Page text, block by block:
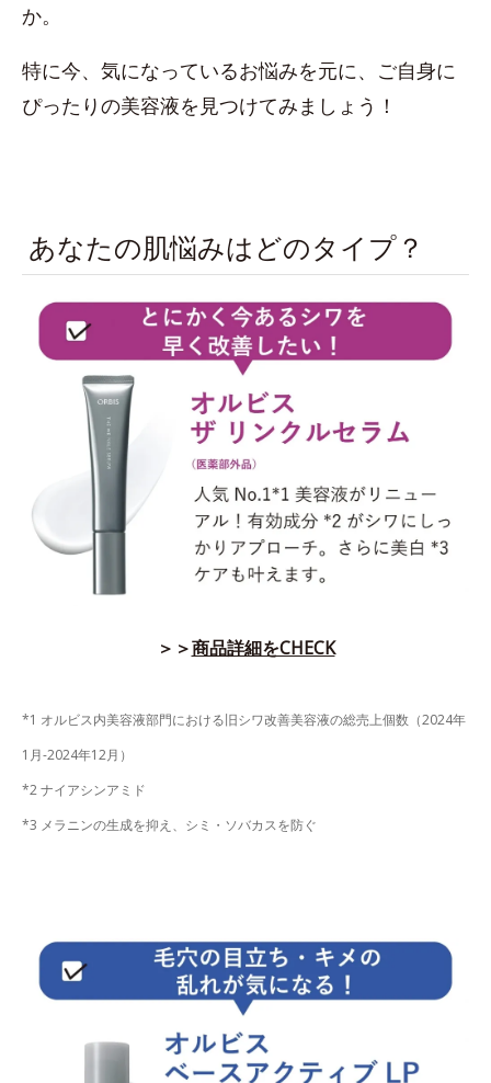
か。
特に今、気になっているお悩みを元に、ご自身に
ぴったりの美容液を見つけてみましょう！
あなたの肌悩みはどのタイプ？
＞＞商品詳細をCHECK
*1 オルビス内美容液部門における旧シワ改善美容液の総売上個数（2024年
1月-2024年12月）
*2 ナイアシンアミド
*3 メラニンの生成を抑え、シミ・ソバカスを防ぐ